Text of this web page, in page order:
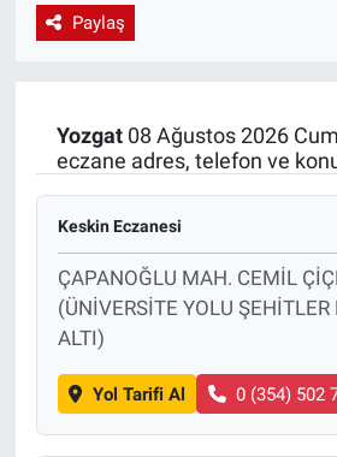
Paylaş
Yozgat08 Ağustos 2026
eczane adres, telefon ve
Keskin Eczanesi
ÇAPANOĞLU MAH. CEMİL
(ÜNİVERSİTE YOLU ŞEHİTLER
ALTI)
Yol Tarifi Al 0 (354) 502
EndüstriST
Endüstri 4.0 Uygulamaları
Ağır Sanayi Çözümleri